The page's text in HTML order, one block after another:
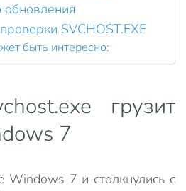
обновления
SVCHOST.EXE
быть интересно:
грузит
7
Windows 7 и столкнулись с